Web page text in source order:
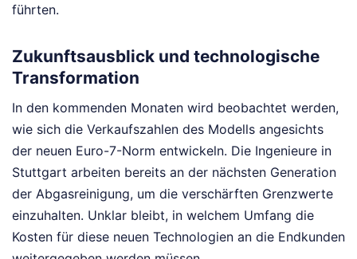
führten.
Zukunftsausblick und technologische
Transformation
In den kommenden Monaten wird beobachtet werden,
wie sich die Verkaufszahlen des Modells angesichts
der neuen Euro-7-Norm entwickeln. Die Ingenieure in
Stuttgart arbeiten bereits an der nächsten Generation
der Abgasreinigung, um die verschärften Grenzwerte
einzuhalten. Unklar bleibt, in welchem Umfang die
Kosten für diese neuen Technologien an die Endkunden